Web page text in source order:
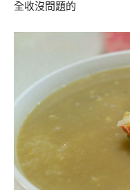
全收沒問題的